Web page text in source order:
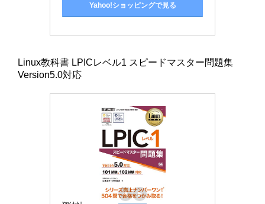
Yahoo!ショッピングで見る
Linux教科書 LPICレベル1 スピードマスター問題集
Version5.0対応